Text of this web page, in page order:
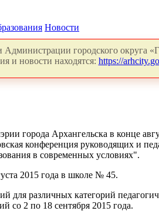
Новости
Администрации городского округа
и новости находятся: https://
города Архангельска в конце
конференция руководящих и
в современных условиях".
2015 года в школе № 45.
для различных категорий
со 2 по 18 сентября 2015 года.